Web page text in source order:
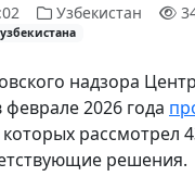
Узбекистан
надзора
феврале 2026 года
рассмотрел
решения.